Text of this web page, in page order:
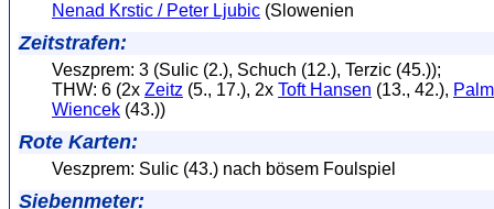
Nenad Krstic / Peter Ljubic (Slowenien
Zeitstrafen:
Veszprem: 3 (Sulic (2.), Schuch (12.), Terzic (45.));
THW: 6 (2x Zeitz (5., 17.), 2x Toft Hansen (13., 42.),
Wiencek (43.))
Rote Karten:
Veszprem: Sulic (43.) nach bösem Foulspiel
Siebenmeter: